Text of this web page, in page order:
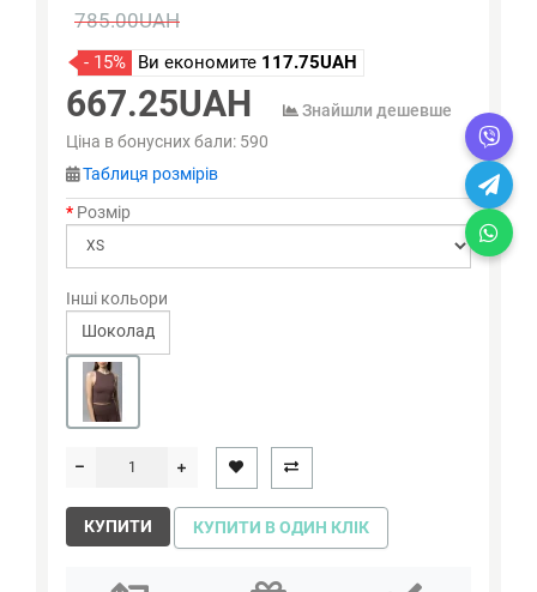
785.00UAH
- 15% Ви економите 117.75UAH
667.25UAH
Знайшли дешевше
Ціна в бонусних бали: 590
Таблиця розмірів
Розмір
Інші кольори
Шоколад
КУПИТИ КУПИТИ В ОДИН КЛІК